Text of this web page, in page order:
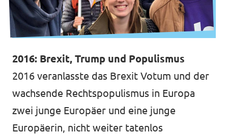
2016: Brexit, Trump und Populismus
2016 veranlasste das Brexit Votum und der
wachsende Rechtspopulismus in Europa
zwei junge Europäer und eine junge
Europäerin, nicht weiter tatenlos